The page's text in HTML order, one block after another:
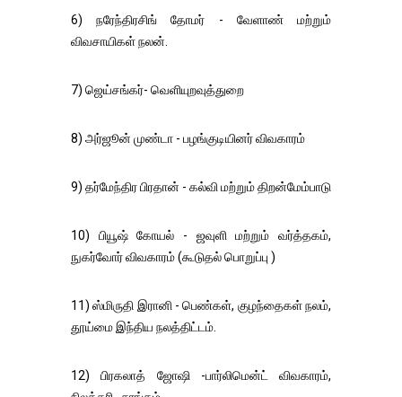
6) நரேந்திரசிங் தோமர் - வேளாண் மற்றும்
விவசாயிகள் நலன்.
7) ஜெய்சங்கர்- வெளியுறவுத்துறை
8) அர்ஜூன் முண்டா - பழங்குடியினர் விவகாரம்
9) தர்மேந்திர பிரதான் - கல்வி மற்றும் திறன்மேம்பாடு
10) பியூஷ் கோயல் - ஜவுளி மற்றும் வர்த்தகம்,
நுகர்வோர் விவகாரம் (கூடுதல் பொறுப்பு )
11) ஸ்மிருதி இரானி - பெண்கள், குழந்தைகள் நலம்,
தூய்மை இந்திய நலத்திட்டம்.
12) பிரகலாத் ஜோஷி -பார்லிமென்ட் விவகாரம்,